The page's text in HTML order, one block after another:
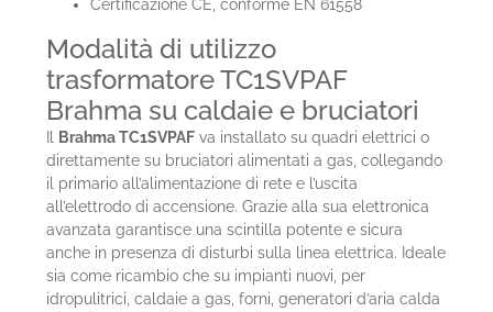
Certificazione CE, conforme EN 61558
Modalità di utilizzo
trasformatore TC1SVPAF
Brahma su caldaie e bruciatori
Brahma TC1SVPAF va installato su quadri elettrici o
direttamente su bruciatori alimentati a gas, collegando
il primario all’alimentazione di rete e l’uscita
all’elettrodo di accensione. Grazie alla sua elettronica
avanzata garantisce una scintilla potente e sicura
anche in presenza di disturbi sulla linea elettrica. Ideale
sia come ricambio che su impianti nuovi, per
idropulitrici, caldaie a gas, forni, generatori d’aria calda